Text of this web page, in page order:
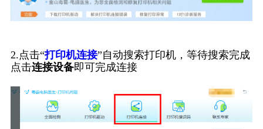
2.点击“打印机连接”自动搜索打印机，等待搜索完成
点击连接设备即可完成连接